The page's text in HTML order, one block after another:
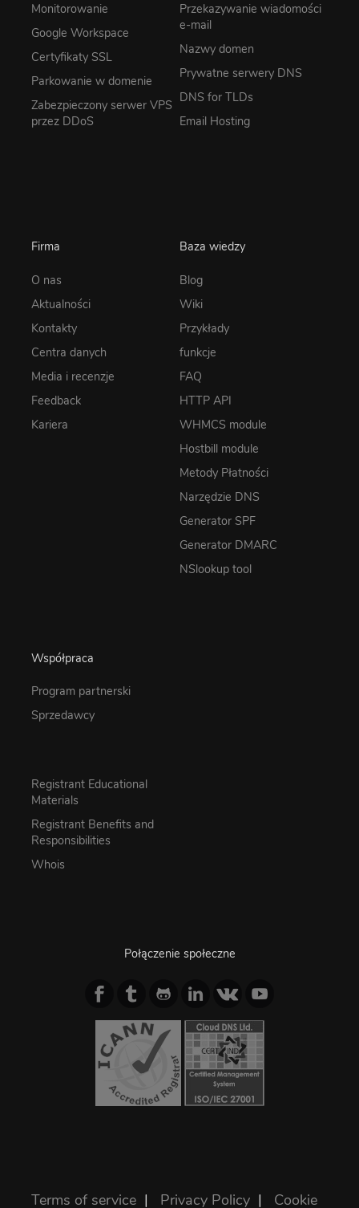
Monitorowanie
Google Workspace
Certyfikaty SSL
Parkowanie w domenie
Zabezpieczony serwer VPS
przez DDoS
Przekazywanie wiadomości
e-mail
Nazwy domen
Prywatne serwery DNS
DNS for TLDs
Email Hosting
Firma
O nas
Aktualności
Kontakty
Centra danych
Media i recenzje
Feedback
Kariera
Baza wiedzy
Blog
Wiki
Przykłady
funkcje
FAQ
HTTP API
WHMCS module
Hostbill module
Metody Płatności
Narzędzie DNS
Generator SPF
Generator DMARC
NSlookup tool
Współpraca
Program partnerski
Sprzedawcy
Registrant Educational
Materials
Registrant Benefits and
Responsibilities
Whois
Połączenie społeczne
Terms of service | Privacy Policy | Cookie